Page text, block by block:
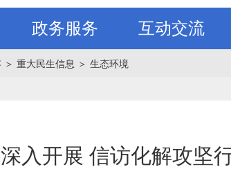
政务服务 互动交流
＞ 重大民生信息 ＞ 生态环境
入开展 信访化解攻坚